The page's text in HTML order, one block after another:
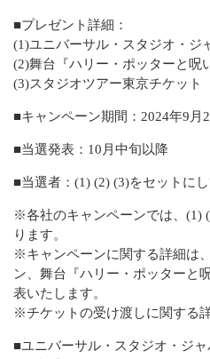
■プレゼント詳細：
(1)ユニバーサル・スタジオ・ジ
(2)舞台『ハリー・ポッターと呪
(3)スタジオツアー東京チケット
■キャンペーン期間：2024年9月
■当選発表：10月中旬以降
■当選者：(1) (2) (3)をセットに
※各社のキャンペーンでは、(1)
ります。
※キャンペーンに関する詳細は
ン、舞台『ハリー・ポッターと
表いたします。
※チケットの受け渡しに関する
■ユニバーサル・スタジオ・ジ